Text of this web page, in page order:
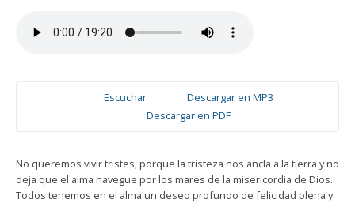
Escuchar
Descargar en MP3
Descargar en PDF
No queremos vivir tristes, porque la tristeza nos ancla a la tierra y no
deja que el alma navegue por los mares de la misericordia de Dios.
Todos tenemos en el alma un deseo profundo de felicidad plena y